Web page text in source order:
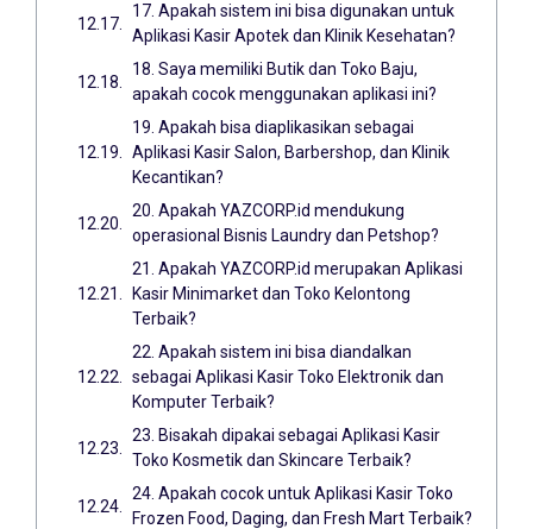
17. Apakah sistem ini bisa digunakan untuk
Aplikasi Kasir Apotek dan Klinik Kesehatan?
18. Saya memiliki Butik dan Toko Baju,
apakah cocok menggunakan aplikasi ini?
19. Apakah bisa diaplikasikan sebagai
Aplikasi Kasir Salon, Barbershop, dan Klinik
Kecantikan?
20. Apakah YAZCORP.id mendukung
operasional Bisnis Laundry dan Petshop?
21. Apakah YAZCORP.id merupakan Aplikasi
Kasir Minimarket dan Toko Kelontong
Terbaik?
22. Apakah sistem ini bisa diandalkan
sebagai Aplikasi Kasir Toko Elektronik dan
Komputer Terbaik?
23. Bisakah dipakai sebagai Aplikasi Kasir
Toko Kosmetik dan Skincare Terbaik?
24. Apakah cocok untuk Aplikasi Kasir Toko
Frozen Food, Daging, dan Fresh Mart Terbaik?